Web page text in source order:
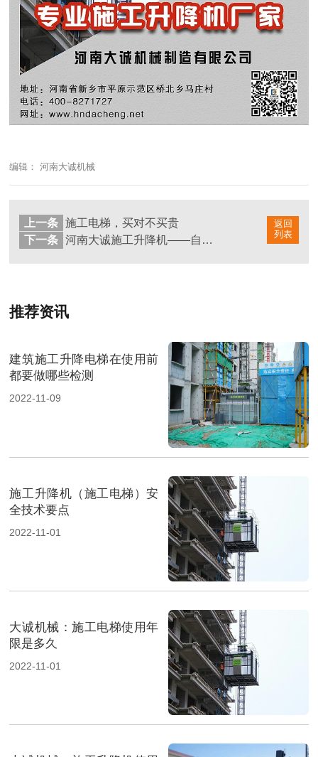
编辑： 河南大诚机械
返回
列表
上一条
施工电梯，买对不买贵
下一条
河南大诚施工升降机——自选平层，远程操作
推荐资讯
建筑施工升降电梯在使用前
都要做哪些检测
2022-11-09
施工升降机（施工电梯）安
全技术要点
2022-11-01
大诚机械：施工电梯使用年
限是多久
2022-11-01